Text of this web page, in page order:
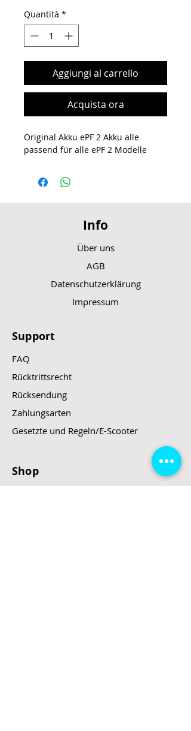
Quantità *
Aggiungi al carrello
Acquista ora
Original Akku ePF 2 Akku alle
passend für alle ePF 2 Modelle
Info
Über uns
AGB
Datenschutzerklärung
Impressum
Support
FAQ
Rücktrittsrecht
Rücksendung
Zahlungsarten
Gesetzte und Regeln/E-Scooter
Shop